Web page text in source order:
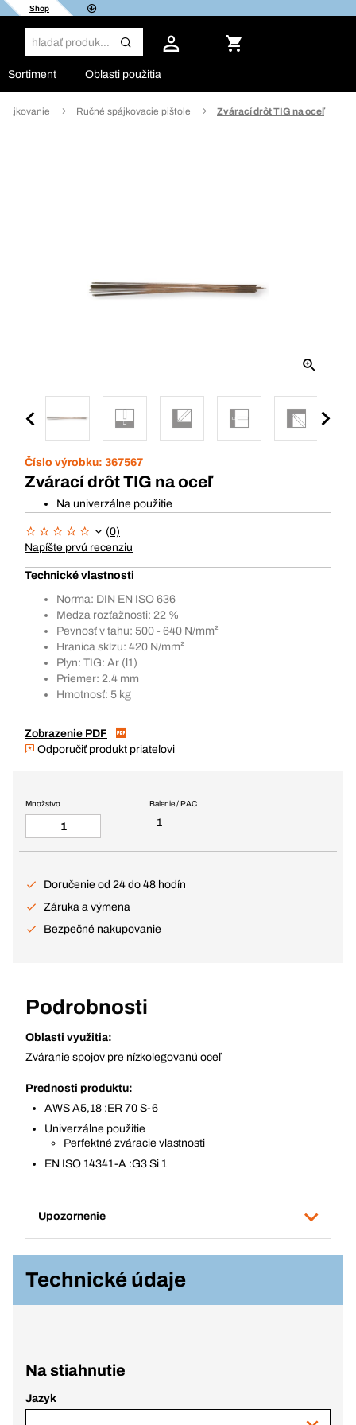
Shop
Sortiment Oblasti použitia
Ručné spájkovacie pištole Zvárací drôt TIG na oceľ
Číslo výrobku: 367567
Zvárací drôt TIG na oceľ
Na univerzálne použitie
(0)
Napíšte prvú recenziu
Technické vlastnosti
Norma: DIN EN ISO 636
Medza rozťažnosti: 22 %
Pevnosť v ťahu: 500 - 640 N/mm²
Hranica sklzu: 420 N/mm²
Plyn: TIG: Ar (l1)
Priemer: 2.4 mm
Hmotnosť: 5 kg
Zobrazenie PDF
Odporučiť produkt priateľovi
Balenie / PAC
1
Množstvo
Doručenie od 24 do 48 hodín
Záruka a výmena
Bezpečné nakupovanie
Podrobnosti
Oblasti využitia:
Zváranie spojov pre nízkolegovanú oceľ
Prednosti produktu:
AWS A5,18 :ER 70 S-6
Univerzálne použitie
Perfektné zváracie vlastnosti
EN ISO 14341-A :G3 Si 1
Upozornenie
Technické údaje
Na stiahnutie
Jazyk